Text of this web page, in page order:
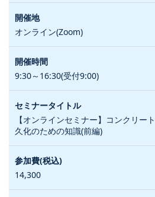
オンライン(Zoom)
9:30～16:30(受付9:00)
【オンラインセミナー】コンクリー
久化のための知識(前編)
14,300